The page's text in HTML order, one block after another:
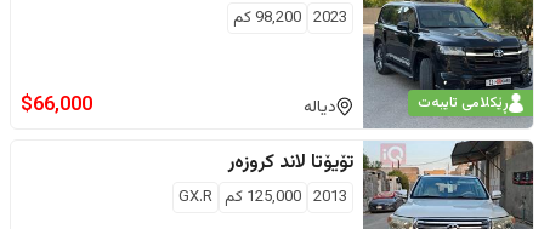
ڕێکلامی تایبەت
2023
98,200 كم
دیالە $66,000
تۆیۆتا لاند کروزەر
2013
125,000 كم GX.R